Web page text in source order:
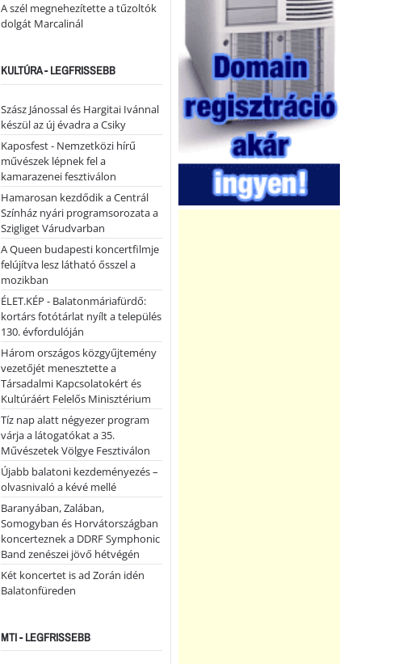
A szél megnehezítette a tűzoltók
dolgát Marcalinál
KULTÚRA - LEGFRISSEBB
Szász Jánossal és Hargitai Ivánnal
készül az új évadra a Csiky
Kaposfest - Nemzetközi hírű
művészek lépnek fel a
kamarazenei fesztiválon
Hamarosan kezdődik a Centrál
Színház nyári programsorozata a
Szigliget Várudvarban
A Queen budapesti koncertfilmje
felújítva lesz látható ősszel a
mozikban
ÉLET.KÉP - Balatonmáriafürdő:
kortárs fotótárlat nyílt a település
130. évfordulóján
Három országos közgyűjtemény
vezetőjét menesztette a
Társadalmi Kapcsolatokért és
Kultúráért Felelős Minisztérium
Tíz nap alatt négyezer program
várja a látogatókat a 35.
Művészetek Völgye Fesztiválon
Újabb balatoni kezdeményezés –
olvasnivaló a kévé mellé
Baranyában, Zalában,
Somogyban és Horvátországban
koncerteznek a DDRF Symphonic
Band zenészei jövő hétvégén
Két koncertet is ad Zorán idén
Balatonfüreden
MTI - LEGFRISSEBB